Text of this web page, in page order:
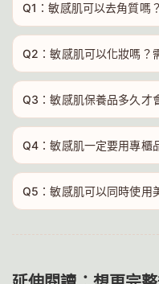
Q1：敏感肌可以去角質嗎
Q2：敏感肌可以化妝嗎？
Q3：敏感肌保養品多久才
Q4：敏感肌一定要用專櫃
Q5：敏感肌可以同時使用